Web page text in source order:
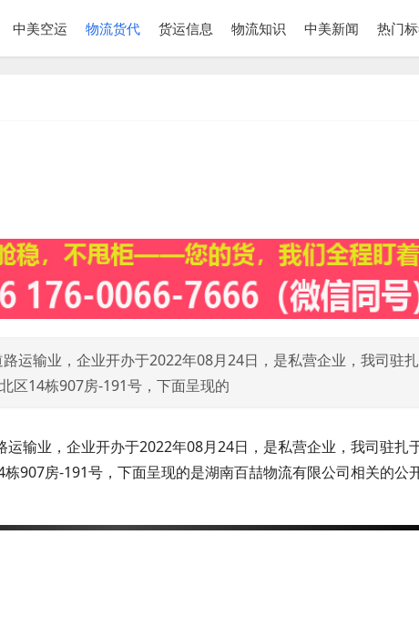
中美空运 物流货代 货运信息 物流知识 中美新闻 热门
运输业，企业开办于2022年08月24日，是私营企业，我司驻
区14栋907房-191号，下面呈现的
输业，企业开办于2022年08月24日，是私营企业，我司驻扎
907房-191号，下面呈现的是湖南百喆物流有限公司相关的公